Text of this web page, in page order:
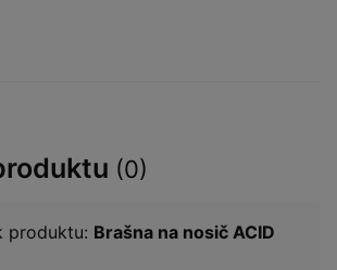
(0)
produktu: Brašna na nosič ACID